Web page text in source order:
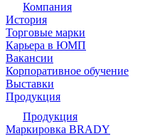
Компания
История
Торговые марки
Карьера в ЮМП
Вакансии
Корпоративное обучение
Выставки
Продукция
Продукция
Маркировка BRADY